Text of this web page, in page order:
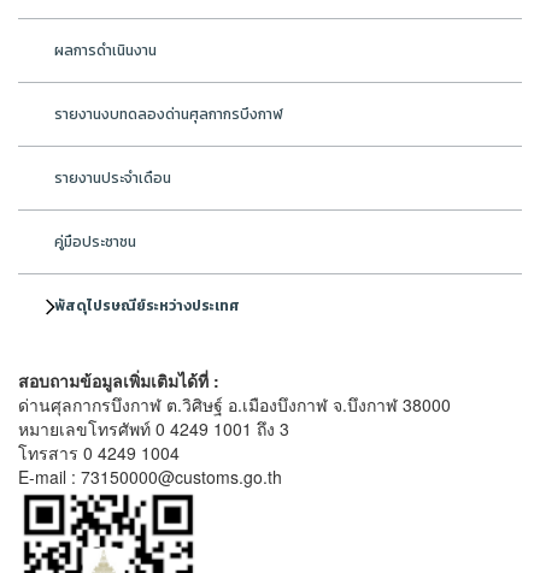
ผลการดำเนินงาน
รายงานงบทดลองด่านศุลกากรบึงกาฬ
รายงานประจำเดือน
คู่มือประชาชน
พัสดุไปรษณีย์ระหว่างประเทศ
สอบถามข้อมูลเพิ่มเติมได้ที่ :
ด่านศุลกากรบึงกาฬ ต.วิศิษฐ์ อ.เมืองบึงกาฬ จ.บึงกาฬ 38000
หมายเลขโทรศัพท์ 0 4249 1001 ถึง 3
โทรสาร 0 4249 1004
E-mail : 73150000@customs.go.th